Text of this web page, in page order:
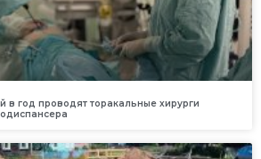
год проводят торакальные хирурги